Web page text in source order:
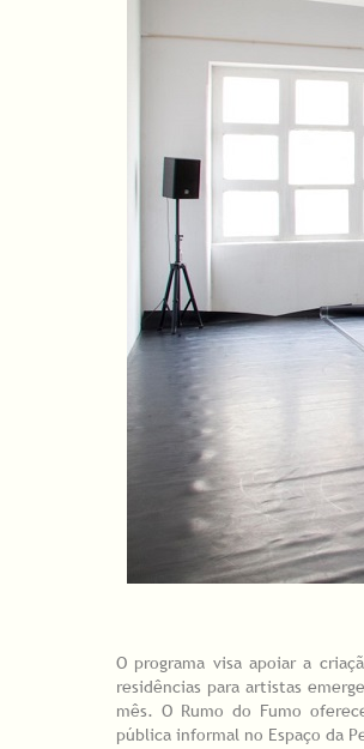
O programa visa apoiar a
residências para artistas
mês. O Rumo do Fumo
pública informal no Espaço da